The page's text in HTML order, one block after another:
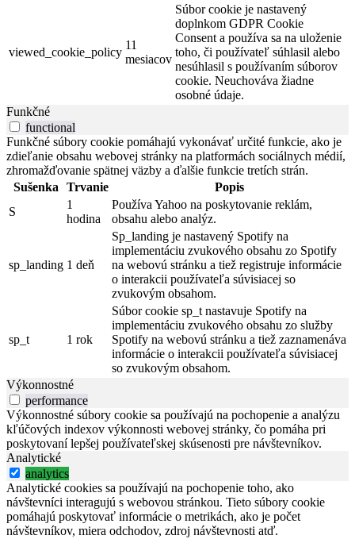
viewed_cookie_policy
11
mesiacov
Súbor cookie je nastavený
doplnkom GDPR Cookie
Consent a používa sa na uloženie
toho, či používateľ súhlasil alebo
nesúhlasil s používaním súborov
cookie. Neuchováva žiadne
osobné údaje.
Funkčné
functional
Funkčné súbory cookie pomáhajú vykonávať určité funkcie, ako je
zdieľanie obsahu webovej stránky na platformách sociálnych médií,
zhromažďovanie spätnej väzby a ďalšie funkcie tretích strán.
Sušenka
Trvanie
Popis
S
1
hodina
Používa Yahoo na poskytovanie reklám,
obsahu alebo analýz.
sp_landing 1 deň
Sp_landing je nastavený Spotify na
implementáciu zvukového obsahu zo Spotify
na webovú stránku a tiež registruje informácie
o interakcii používateľa súvisiacej so
zvukovým obsahom.
sp_t 1 rok
Súbor cookie sp_t nastavuje Spotify na
implementáciu zvukového obsahu zo služby
Spotify na webovú stránku a tiež zaznamenáva
informácie o interakcii používateľa súvisiacej
so zvukovým obsahom.
Výkonnostné
performance
Výkonnostné súbory cookie sa používajú na pochopenie a analýzu
kľúčových indexov výkonnosti webovej stránky, čo pomáha pri
poskytovaní lepšej používateľskej skúsenosti pre návštevníkov.
Analytické
analytics
Analytické cookies sa používajú na pochopenie toho, ako
návštevníci interagujú s webovou stránkou. Tieto súbory cookie
pomáhajú poskytovať informácie o metrikách, ako je počet
návštevníkov, miera odchodov, zdroj návštevnosti atď.